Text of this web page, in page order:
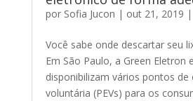
por Sofia Jucon | out 21, 2019 |
Você sabe onde descartar seu
Em São Paulo, a Green Eletron
disponibilizam vários pontos de
voluntária (PEVs) para os